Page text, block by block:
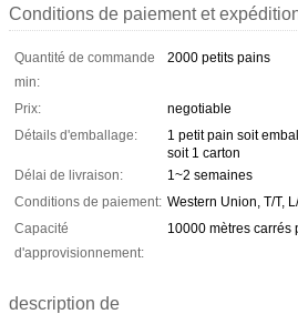
Conditions de paiement et
Quantité de commande
min:
2000 petits pains
Prix:
negotiable
Détails d'emballage:
1 petit pain soit
soit 1 carton
Délai de livraison:
1~2 semaines
Conditions de paiement: Western Union, T/T,
Capacité
d'approvisionnement:
10000 mètres carrés
description de